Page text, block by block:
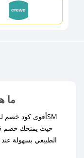
ما
الطبيعي بسهولة